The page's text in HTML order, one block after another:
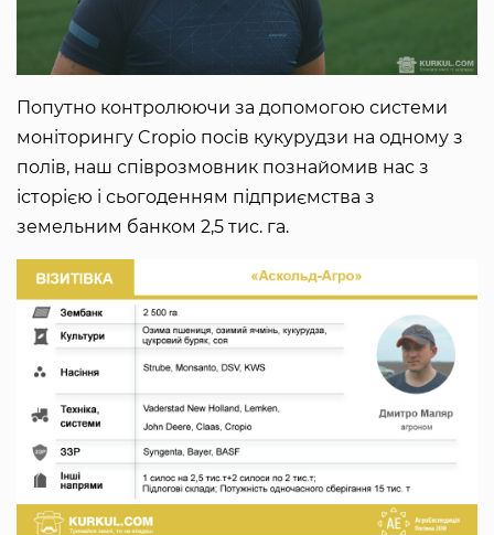
Попутно контролюючи за допомогою системи
моніторингу Cropio посів кукурудзи на одному з
полів, наш співрозмовник познайомив нас з
історією і сьогоденням підприємства з
земельним банком 2,5 тис. га.